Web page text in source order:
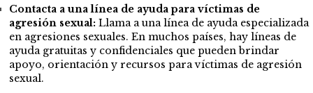
Contacta a una línea de ayuda para víctimas de
agresión sexual: Llama a una línea de ayuda especializada
en agresiones sexuales. En muchos países, hay líneas de
ayuda gratuitas y confidenciales que pueden brindar
apoyo, orientación y recursos para víctimas de agresión
sexual.